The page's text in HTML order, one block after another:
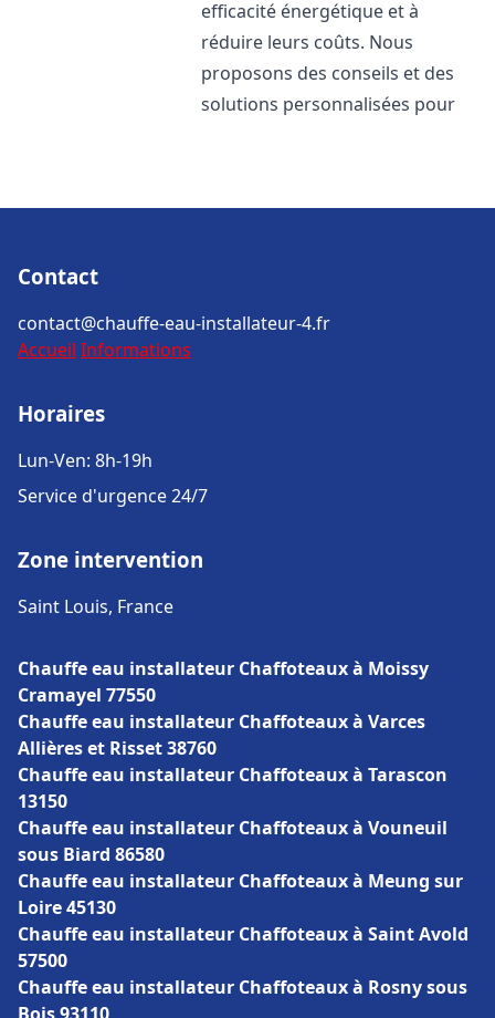
efficacité énergétique et à
réduire leurs coûts. Nous
proposons des conseils et des
solutions personnalisées pour
Contact
contact@chauffe-eau-installateur-4.fr
Accueil Informations
Horaires
Lun-Ven: 8h-19h
Service d'urgence 24/7
Zone intervention
Saint Louis, France
Chauffe eau installateur Chaffoteaux à Moissy
Cramayel 77550
Chauffe eau installateur Chaffoteaux à Varces
Allières et Risset 38760
Chauffe eau installateur Chaffoteaux à Tarascon
13150
Chauffe eau installateur Chaffoteaux à Vouneuil
sous Biard 86580
Chauffe eau installateur Chaffoteaux à Meung sur
Loire 45130
Chauffe eau installateur Chaffoteaux à Saint Avold
57500
Chauffe eau installateur Chaffoteaux à Rosny sous